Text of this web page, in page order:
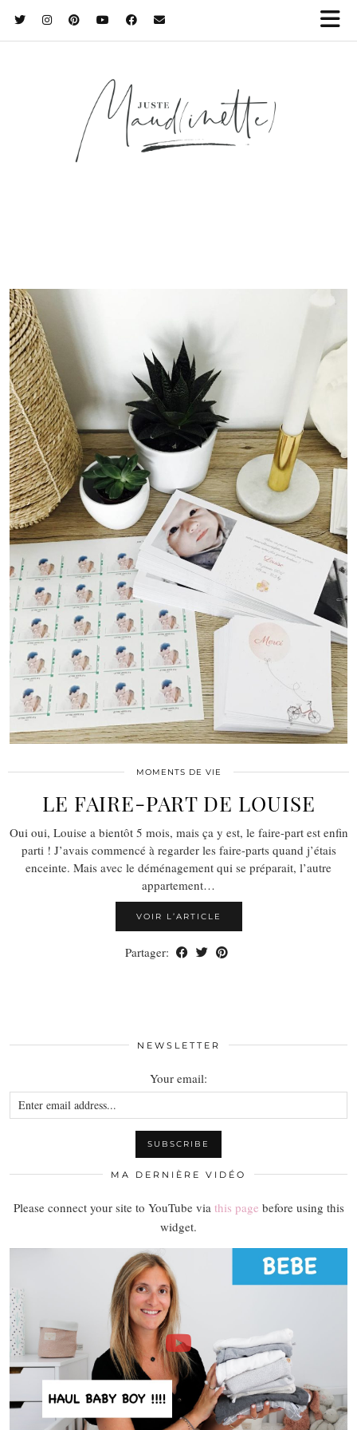
MOMENTS DE VIE
LE FAIRE-PART DE LOUISE
Oui oui, Louise a bientôt 5 mois, mais ça y est, le faire-part est enfin
parti ! J’avais commencé à regarder les faire-parts quand j’étais
enceinte. Mais avec le déménagement qui se préparait, l’autre
appartement…
VOIR L’ARTICLE
Partager:
NEWSLETTER
Your email:
MA DERNIÈRE VIDÉO
Please connect your site to YouTube via this page before using this
widget.